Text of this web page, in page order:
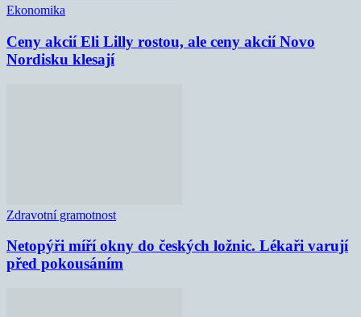
Ekonomika
Ceny akcií Eli Lilly rostou, ale ceny akcií Novo
Nordisku klesají
Zdravotní gramotnost
Netopýři míří okny do českých ložnic. Lékaři varují
před pokousáním